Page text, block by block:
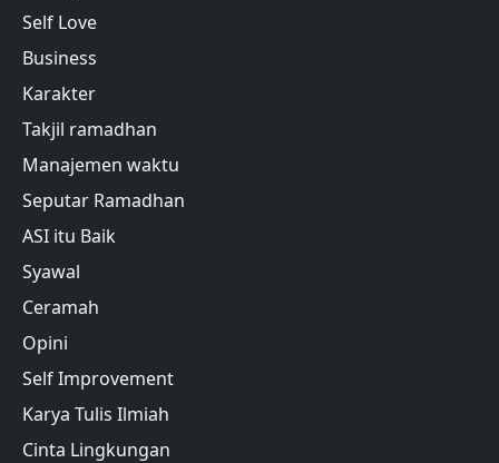
Self Love
Business
Karakter
Takjil ramadhan
Manajemen waktu
Seputar Ramadhan
ASI itu Baik
Syawal
Ceramah
Opini
Self Improvement
Karya Tulis Ilmiah
Cinta Lingkungan